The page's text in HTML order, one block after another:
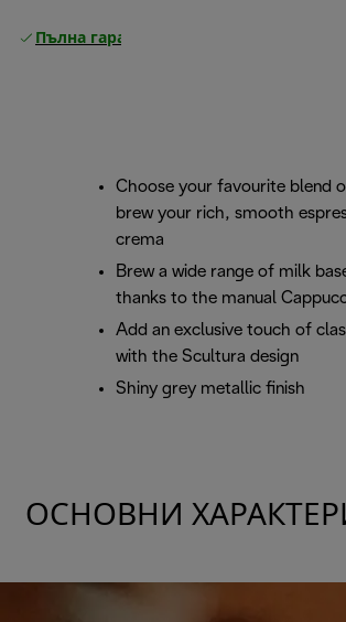
Пълна гаранция от производителя
Choose your favourite blend
brew your rich, smooth
crema
Brew a wide range of milk
thanks to the manual
Add an exclusive touch of
with the Scultura design
Shiny grey metallic finish
ОСНОВНИ